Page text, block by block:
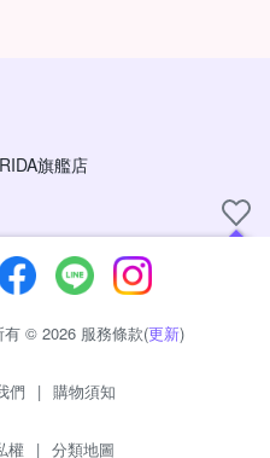
旗艦店
在可以追蹤你喜愛的商店！
有 © 2026 服務條款(更新)
們 | 購物須知
權 | 分類地圖